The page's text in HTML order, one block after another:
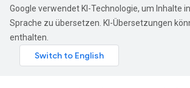
Google verwendet KI-Technologie, um Inhalte
Sprache zu übersetzen. KI-Übersetzungen
enthalten.